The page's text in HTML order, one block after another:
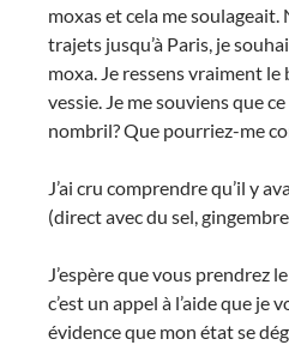
moxas et cela me
trajets jusqu’à Paris, je
moxa. Je ressens vraiment
vessie. Je me souviens que
nombril? Que pourriez-me
J’ai cru comprendre qu’il y
(direct avec du sel,
J’espère que vous prendrez
c’est un appel à l’aide que je
évidence que mon état se